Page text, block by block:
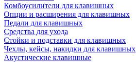
Комбоусилители для клавишных
Опции и расширения для клавишных
Педали для клавишных
Средства для ухода
Стойки и подставки для клавишных
Чехлы, кейсы, накидки для клавишных
Акустические клавишные